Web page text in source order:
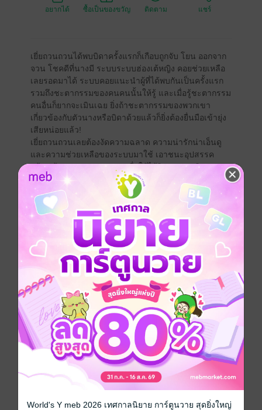
อยากได้ ซื้อเป็นของขวัญ ติดตาม แชร์
เยี่ยถวนถวนได้พบบิดาครั้งแรกก็เกือบถูกจับ โยน ออกจาก
จวน โชคดีที่นางมี ระบบระบบฮ่องเต้หญิง คอยช่วยเหลือ
เลยรอดมาได้ ระบบคอยแนะนำผู้ที่ได้พบกันเป็นครั้งแรก
รวมถึงชะตากรรมของคนคนนั้นให้รู้ และเมื่อรู้ชะตากรรม
คนอื่นก็ยากจะเมินเฉย ยิ่งถ้าชะตากรรมของพวกเขา
เกี่ยวข้องกับตัวนางหรือบิดาด้วยแล้วก็ยิ่งต้องยื่นมือเข้ายุ่ง
เสียหน่อยแล้ว!
เยี่ยถวนถวนเลยต้องงัดความฉลาด ความน่ารักน่าเอ็นดู
และความช่วยเหลือของระบบมาใช้ เอาชนะอุปสรรค
สร้างเส้นทางสุขสบาย และเพื่อให้ได้กินอาหารเลิศรสจน
ได้ (ตอนที่ 441-480)
จีนโบราณ ย้อนยุค/พีเรียด หนังสือแปล
นิยายจีนแปล
ซีรีส์ ฮ่องเต้หญิงตัวน้อย : ข้าถูกท่านพ่อไล่ออกมาอีกแล้ว
ประเภทไฟล์ pdf, epub (สารบัญ)
วันที่วางขาย 24 กรกฎาคม 2568
ความยาว 436 หน้า (≈ 56,945 คำ)
ราคาปก 399 บาท (ประหยัด 30%)
เล่มอื่นๆ ในซีรีส์ ดูทั้งหมด
World's Y meb 2026 เทศกาลนิยาย การ์ตูนวาย สุดยิ่งใหญ่